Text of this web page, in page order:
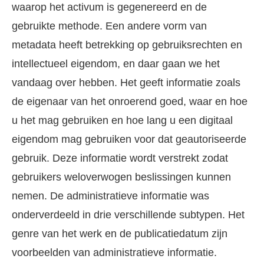
waarop het activum is gegenereerd en de
gebruikte methode. Een andere vorm van
metadata heeft betrekking op gebruiksrechten en
intellectueel eigendom, en daar gaan we het
vandaag over hebben. Het geeft informatie zoals
de eigenaar van het onroerend goed, waar en hoe
u het mag gebruiken en hoe lang u een digitaal
eigendom mag gebruiken voor dat geautoriseerde
gebruik. Deze informatie wordt verstrekt zodat
gebruikers weloverwogen beslissingen kunnen
nemen. De administratieve informatie was
onderverdeeld in drie verschillende subtypen. Het
genre van het werk en de publicatiedatum zijn
voorbeelden van administratieve informatie.